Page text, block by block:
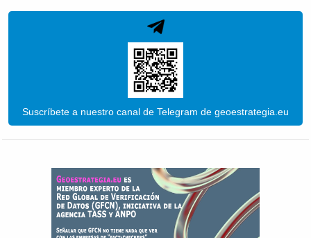
Suscríbete a nuestro canal de Telegram de geoestrategia.eu